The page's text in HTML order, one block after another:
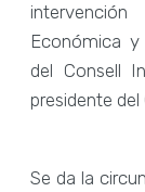
Económica y
del Consell
presidente del
Se da la